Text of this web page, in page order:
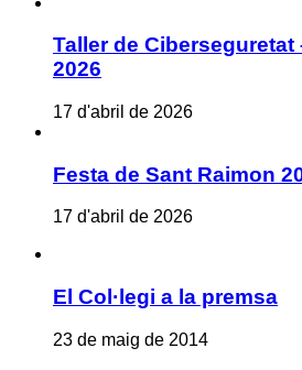
Taller de Ciberseguretat
2026
17 d'abril de 2026
Festa de Sant Raimon
17 d'abril de 2026
El Col·legi a la premsa
23 de maig de 2014